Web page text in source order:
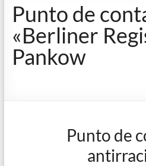
Punto de
«Berliner
Pankow
Punto de